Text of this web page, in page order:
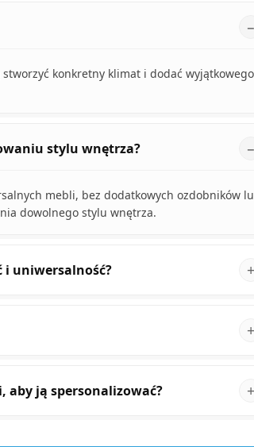
konkretny klimat i dodać wyjątkowego
stylu wnętrza?
mebli, bez dodatkowych ozdobników
dowolnego stylu wnętrza.
i uniwersalność?
aby ją spersonalizować?